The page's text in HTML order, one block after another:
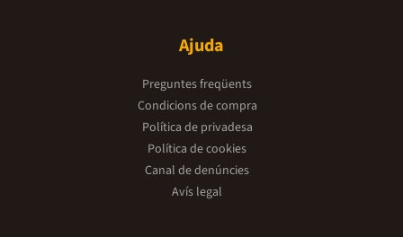
Ajuda
Preguntes freqüents
Condicions de compra
Política de privadesa
Política de cookies
Canal de denúncies
Avís legal